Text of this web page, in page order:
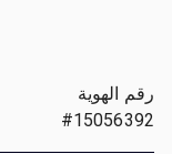
رقم الهوية
#15056392